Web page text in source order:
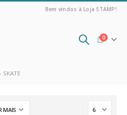
Bem vindos à Loja STAMP!
0
SKATE